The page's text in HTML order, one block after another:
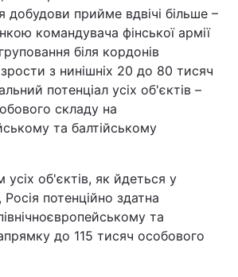
добудови прийме вдвічі більше –
командувача фінської армії
біля кордонів
з нинішніх 20 до 80 тисяч
потенціал усіх об'єктів –
складу на
та балтійському
усіх об'єктів, як йдеться у
Росія потенційно здатна
та
до 115 тисяч особового